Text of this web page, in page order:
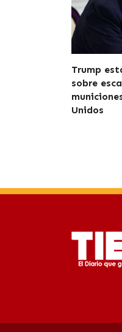
Trump
sobre
Unidos